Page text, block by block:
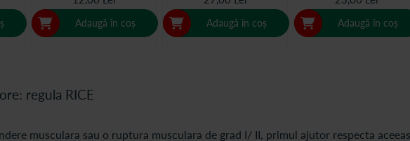
Adaugă în coș Adaugă în coș Adaugă în coș
regula RICE
musculara sau o ruptura musculara de grad I/ II, primul ajutor respecta